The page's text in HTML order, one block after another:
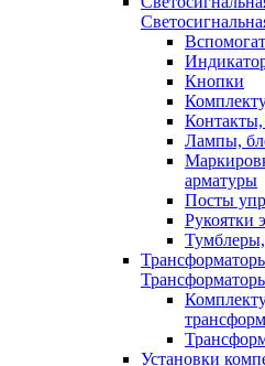
Кнопки
Контакты,
Лампы,
арматуры
Посты
Рукоятки
Установки